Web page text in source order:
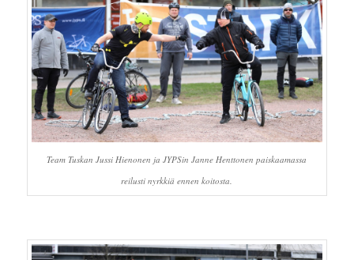
Team Tuskan Jussi Hienonen ja JYPSin Janne Henttonen paiskaamassa
reilusti nyrkkiä ennen koitosta.